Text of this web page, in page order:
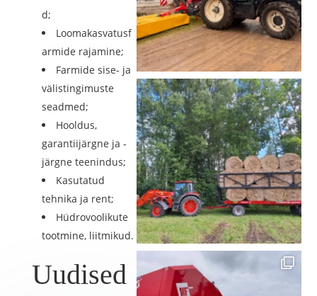
d;
Loomakasvatusf
armide rajamine;
Farmide sise- ja
välistingimuste
seadmed;
Hooldus,
garantiijärgne ja -
järgne teenindus;
Kasutatud
tehnika ja rent;
Hüdrovoolikute
tootmine, liitmikud.
Uudised